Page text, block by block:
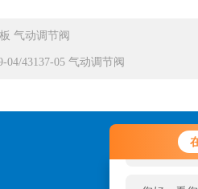
您好！欢
服务，请
气动调节阀
43137-05 气动调节阀